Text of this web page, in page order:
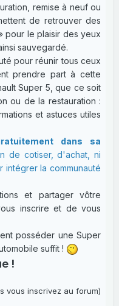
remise à neuf ou
de retrouver des
pour le plaisir des yeux
sauvegardé.
pour réunir tous ceux
prendre part à cette
Super 5, que ce soit
ou de la restauration :
et astuces utiles
dans sa
de cotiser, d'achat, ni
intégrer la communauté
et partager vôtre
inscrire et de vous
posséder une Super
suffit !
!
vous inscrivez au forum)